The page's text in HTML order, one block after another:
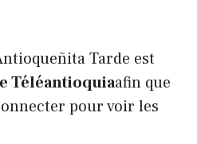
Tarde est
Téléantioquiaafin que
pour voir les